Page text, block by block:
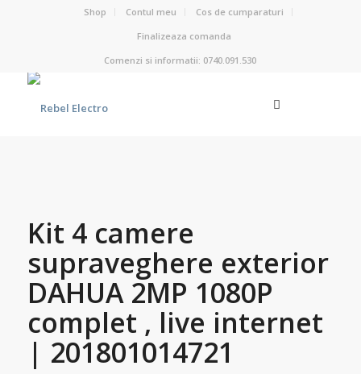
Shop Contul meu
Cos de cumparaturi
Finalizeaza comanda
Comenzi si informatii: 0740.091.530
Kit 4 camere
supraveghere exterior
DAHUA 2MP 1080P
complet , live internet
| 201801014721